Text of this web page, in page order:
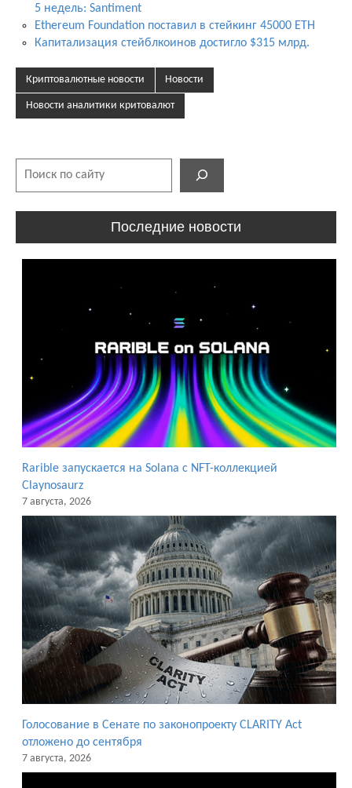
5 недель: Santiment
Ethereum Foundation поставил в стейкинг 45000 ETH
Капитализация стейблкоинов достигло $315 млрд.
Криптовалютные новости Новости
Новости аналитики критовалют
Последние новости
Rarible запускается на Solana с NFT-коллекцией
Claynosaurz
7 августа, 2026
Голосование в Сенате по законопроекту CLARITY Act
отложено до сентября
7 августа, 2026